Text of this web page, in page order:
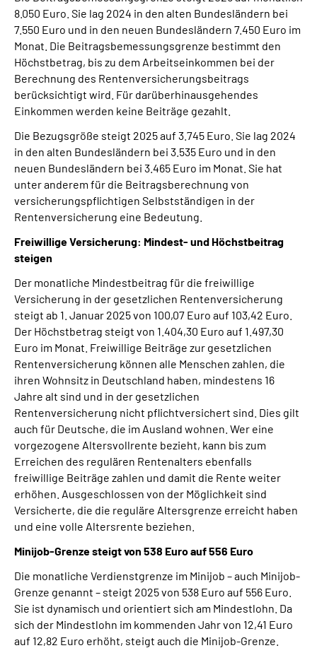
8.050 Euro. Sie lag 2024 in den alten Bundesländern bei
7.550 Euro und in den neuen Bundesländern 7.450 Euro im
Monat. Die Beitragsbemessungsgrenze bestimmt den
Höchstbetrag, bis zu dem Arbeitseinkommen bei der
Berechnung des Rentenversicherungsbeitrags
berücksichtigt wird. Für darüberhinausgehendes
Einkommen werden keine Beiträge gezahlt.
Die Bezugsgröße steigt 2025 auf 3.745 Euro. Sie lag 2024
in den alten Bundesländern bei 3.535 Euro und in den
neuen Bundesländern bei 3.465 Euro im Monat. Sie hat
unter anderem für die Beitragsberechnung von
versicherungspflichtigen Selbstständigen in der
Rentenversicherung eine Bedeutung.
Freiwillige Versicherung: Mindest- und Höchstbeitrag
steigen
Der monatliche Mindestbeitrag für die freiwillige
Versicherung in der gesetzlichen Rentenversicherung
steigt ab 1. Januar 2025 von 100,07 Euro auf 103,42 Euro.
Der Höchstbetrag steigt von 1.404,30 Euro auf 1.497,30
Euro im Monat. Freiwillige Beiträge zur gesetzlichen
Rentenversicherung können alle Menschen zahlen, die
ihren Wohnsitz in Deutschland haben, mindestens 16
Jahre alt sind und in der gesetzlichen
Rentenversicherung nicht pflichtversichert sind. Dies gilt
auch für Deutsche, die im Ausland wohnen. Wer eine
vorgezogene Altersvollrente bezieht, kann bis zum
Erreichen des regulären Rentenalters ebenfalls
freiwillige Beiträge zahlen und damit die Rente weiter
erhöhen. Ausgeschlossen von der Möglichkeit sind
Versicherte, die die reguläre Altersgrenze erreicht haben
und eine volle Altersrente beziehen.
Minijob-Grenze steigt von 538 Euro auf 556 Euro
Die monatliche Verdienstgrenze im Minijob – auch Minijob-
Grenze genannt – steigt 2025 von 538 Euro auf 556 Euro.
Sie ist dynamisch und orientiert sich am Mindestlohn. Da
sich der Mindestlohn im kommenden Jahr von 12,41 Euro
auf 12,82 Euro erhöht, steigt auch die Minijob-Grenze.